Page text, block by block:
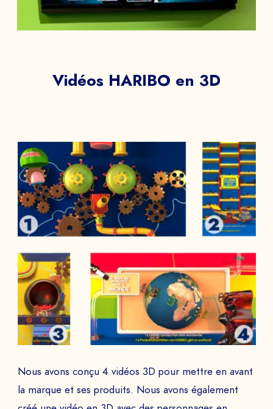
Vidéos HARIBO en 3D
Nous avons conçu 4 vidéos 3D pour mettre en avant
la marque et ses produits. Nous avons également
ENVOYER